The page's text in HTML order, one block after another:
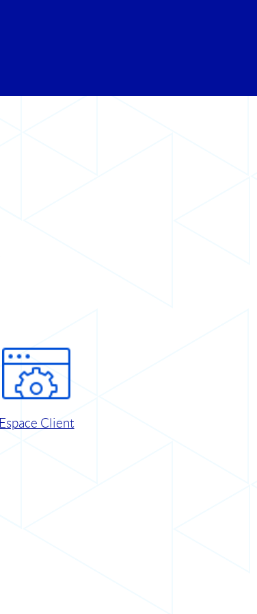
Espace Client